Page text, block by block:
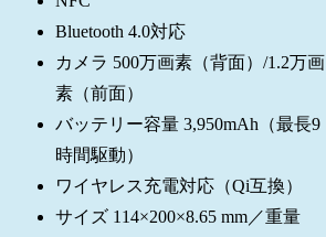
Bluetooth 4.0対応
カメラ 500万画素（背面）/1.2万画
素（前面）
バッテリー容量 3,950mAh（最長9
時間駆動）
ワイヤレス充電対応（Qi互換）
サイズ 114×200×8.65 mm／重量